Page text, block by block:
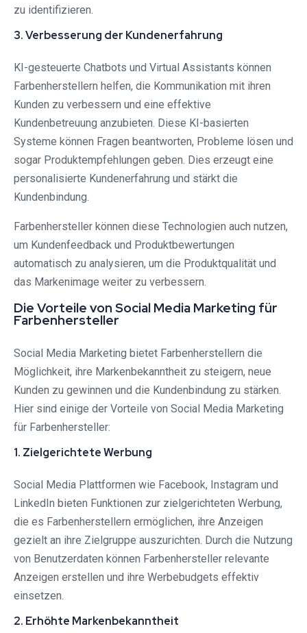
zu identifizieren.
3. Verbesserung der Kundenerfahrung
KI-gesteuerte Chatbots und Virtual Assistants können
Farbenherstellern helfen, die Kommunikation mit ihren
Kunden zu verbessern und eine effektive
Kundenbetreuung anzubieten. Diese KI-basierten
Systeme können Fragen beantworten, Probleme lösen und
sogar Produktempfehlungen geben. Dies erzeugt eine
personalisierte Kundenerfahrung und stärkt die
Kundenbindung.
Farbenhersteller können diese Technologien auch nutzen,
um Kundenfeedback und Produktbewertungen
automatisch zu analysieren, um die Produktqualität und
das Markenimage weiter zu verbessern.
Die Vorteile von Social Media Marketing für
Farbenhersteller
Social Media Marketing bietet Farbenherstellern die
Möglichkeit, ihre Markenbekanntheit zu steigern, neue
Kunden zu gewinnen und die Kundenbindung zu stärken.
Hier sind einige der Vorteile von Social Media Marketing
für Farbenhersteller:
1. Zielgerichtete Werbung
Social Media Plattformen wie Facebook, Instagram und
LinkedIn bieten Funktionen zur zielgerichteten Werbung,
die es Farbenherstellern ermöglichen, ihre Anzeigen
gezielt an ihre Zielgruppe auszurichten. Durch die Nutzung
von Benutzerdaten können Farbenhersteller relevante
Anzeigen erstellen und ihre Werbebudgets effektiv
einsetzen.
2. Erhöhte Markenbekanntheit